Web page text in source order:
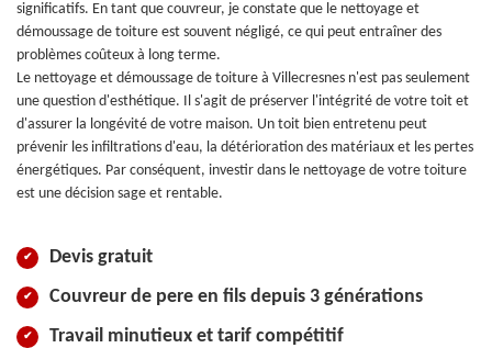
significatifs. En tant que couvreur, je constate que le nettoyage et
démoussage de toiture est souvent négligé, ce qui peut entraîner des
problèmes coûteux à long terme.
Le nettoyage et démoussage de toiture à Villecresnes n'est pas seulement
une question d'esthétique. Il s'agit de préserver l'intégrité de votre toit et
d'assurer la longévité de votre maison. Un toit bien entretenu peut
prévenir les infiltrations d'eau, la détérioration des matériaux et les pertes
énergétiques. Par conséquent, investir dans le nettoyage de votre toiture
est une décision sage et rentable.
Devis gratuit
Couvreur de pere en fils depuis 3 générations
Travail minutieux et tarif compétitif